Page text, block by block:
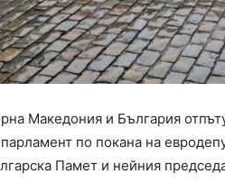
Македония и България
по покана на
Памет и нейния